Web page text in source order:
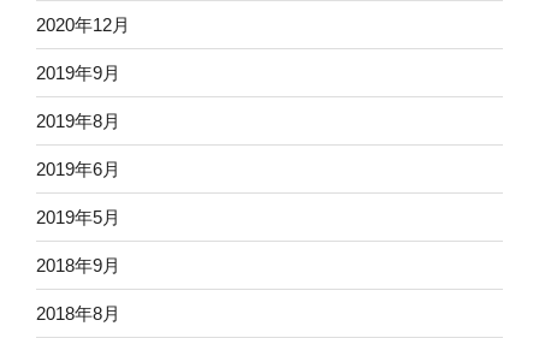
2020年12月
2019年9月
2019年8月
2019年6月
2019年5月
2018年9月
2018年8月